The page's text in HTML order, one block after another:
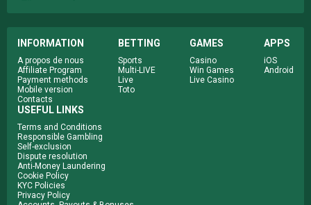
INFORMATION
A propos de nous
Affiliate Program
Payment methods
Mobile version
Contacts
BETTING
Sports
Multi-LIVE
Live
Toto
GAMES
Casino
Win Games
Live Casino
APPS
iOS
Android
USEFUL LINKS
Terms and Conditions
Responsible Gambling
Self-exclusion
Dispute resolution
Anti-Money Laundering
Сookie Policy
KYC Policies
Privacy Policy